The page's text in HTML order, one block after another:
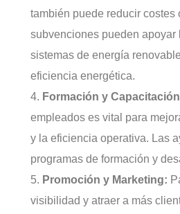
también puede reducir costes
subvenciones pueden apoyar
sistemas de energía
eficiencia energética.
Formación y
empleados es vital para
y la eficiencia operativa. Las
programas de formación y
Promoción y Marketing:
visibilidad y atraer a más